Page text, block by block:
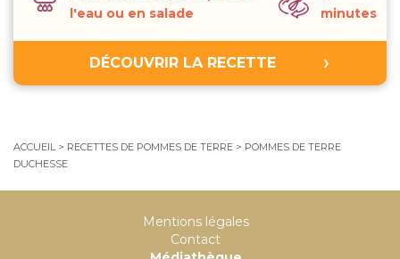
l'eau ou en salade
minutes
DÉCOUVRIR LA RECETTE
ACCUEIL> RECETTES DE POMMES DE TERRE > POMMES DE TERRE
DUCHESSE
Mentions légales
Contact